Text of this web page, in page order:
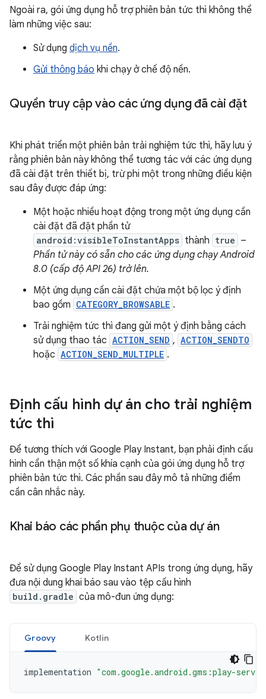
Ngoài ra, gói ứng dụng hỗ trợ phiên bản tức thì không thể
làm những việc sau:
Sử dụng dịch vụ nền.
Gửi thông báo khi chạy ở chế độ nền.
Quyền truy cập vào các ứng dụng đã cài đặt
Khi phát triển một phiên bản trải nghiệm tức thì, hãy lưu ý
rằng phiên bản này không thể tương tác với các ứng dụng
đã cài đặt trên thiết bị, trừ phi một trong những điều kiện
sau đây được đáp ứng:
Một hoặc nhiều hoạt động trong một ứng dụng cần
cài đặt đã đặt phần tử
android:visibleToInstantApps thành true –
Phần tử này có sẵn cho các ứng dụng chạy Android
8.0 (cấp độ API 26) trở lên.
Một ứng dụng cần cài đặt chứa một bộ lọc ý định
bao gồm CATEGORY_BROWSABLE .
Trải nghiệm tức thì đang gửi một ý định bằng cách
sử dụng thao tác ACTION_SEND , ACTION_SENDTO
hoặc ACTION_SEND_MULTIPLE .
Định cấu hình dự án cho trải nghiệm
tức thì
Để tương thích với Google Play Instant, bạn phải định cấu
hình cẩn thận một số khía cạnh của gói ứng dụng hỗ trợ
phiên bản tức thì. Các phần sau đây mô tả những điểm
cần cân nhắc này.
Khai báo các phần phụ thuộc của dự án
Để sử dụng Google Play Instant APIs trong ứng dụng, hãy
đưa nội dung khai báo sau vào tệp cấu hình
build.gradle của mô-đun ứng dụng:
Groovy Kotlin
implementation "com.google.android.gms:play-